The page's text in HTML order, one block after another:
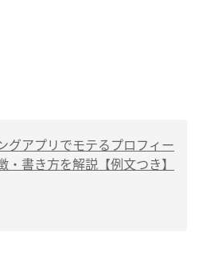
グアプリでモテるプロフィー
・書き方を解説【例文つき】